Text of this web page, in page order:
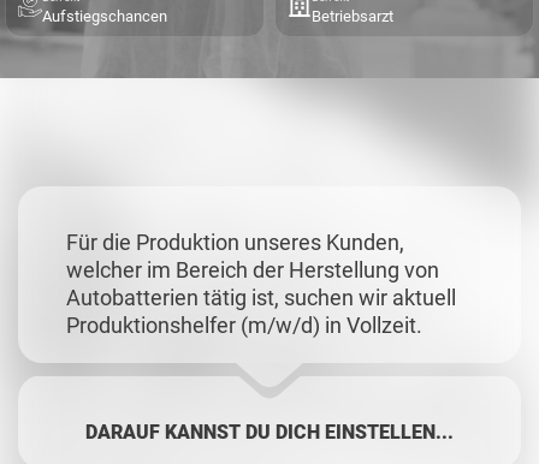
Aufstiegschancen Betriebsarzt
Für die Produktion unseres Kunden,
welcher im Bereich der Herstellung von
Autobatterien tätig ist, suchen wir aktuell
Produktionshelfer (m/w/d) in Vollzeit.
DARAUF KANNST DU DICH EINSTELLEN...